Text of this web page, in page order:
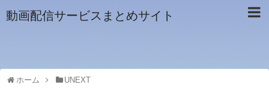
動画配信サービスまとめサイト
ホーム UNEXT